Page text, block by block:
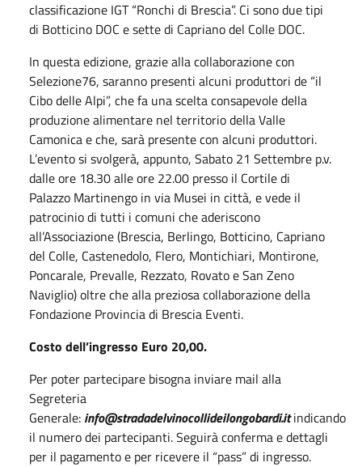
classificazione IGT “Ronchi di Brescia”. Ci sono due tipi
di Botticino DOC e sette di Capriano del Colle DOC.
In questa edizione, grazie alla collaborazione con
Selezione76, saranno presenti alcuni produttori de “il
Cibo delle Alpi”, che fa una scelta consapevole della
produzione alimentare nel territorio della Valle
Camonica e che, sarà presente con alcuni produttori.
L’evento si svolgerà, appunto, Sabato 21 Settembre p.v.
dalle ore 18.30 alle ore 22.00 presso il Cortile di
Palazzo Martinengo in via Musei in città, e vede il
patrocinio di tutti i comuni che aderiscono
all’Associazione (Brescia, Berlingo, Botticino, Capriano
del Colle, Castenedolo, Flero, Montichiari, Montirone,
Poncarale, Prevalle, Rezzato, Rovato e San Zeno
Naviglio) oltre che alla preziosa collaborazione della
Fondazione Provincia di Brescia Eventi.
Costo dell’ingresso Euro 20,00.
Per poter partecipare bisogna inviare mail alla
Segreteria
Generale: info@stradadelvinocollideilongobardi.itindicando
il numero dei partecipanti. Seguirà conferma e dettagli
per il pagamento e per ricevere il “pass” di ingresso.